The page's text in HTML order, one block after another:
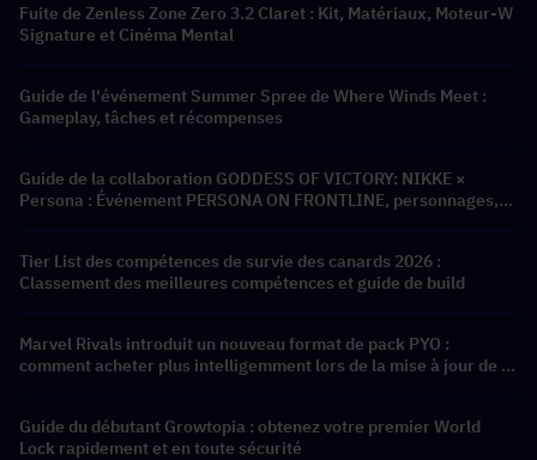
Fuite de Zenless Zone Zero 3.2 Claret : Kit, Matériaux, Moteur-W
Signature et Cinéma Mental
Guide de l'événement Summer Spree de Where Winds Meet :
Gameplay, tâches et récompenses
Guide de la collaboration GODDESS OF VICTORY: NIKKE ×
Persona : Événement PERSONA ON FRONTLINE, personnages,
Tier List des compétences de survie des canards 2026 :
Classement des meilleures compétences et guide de build
Marvel Rivals introduit un nouveau format de pack PYO :
comment acheter plus intelligemment lors de la mise à jour de la
Guide du débutant Growtopia : obtenez votre premier World
Lock rapidement et en toute sécurité